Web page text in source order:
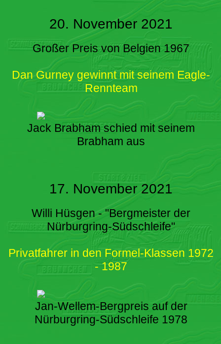
20. November 2021
Großer Preis von Belgien 1967
Dan Gurney gewinnt mit seinem Eagle-
Rennteam
Jack Brabham schied mit seinem
Brabham aus
17. November 2021
Willi Hüsgen - "Bergmeister der
Nürburgring-Südschleife"
Privatfahrer in den Formel-Klassen 1972
- 1987
Jan-Wellem-Bergpreis auf der
Nürburgring-Südschleife 1978